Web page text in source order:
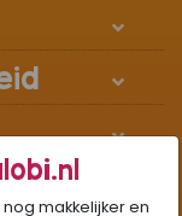
makkelijker en